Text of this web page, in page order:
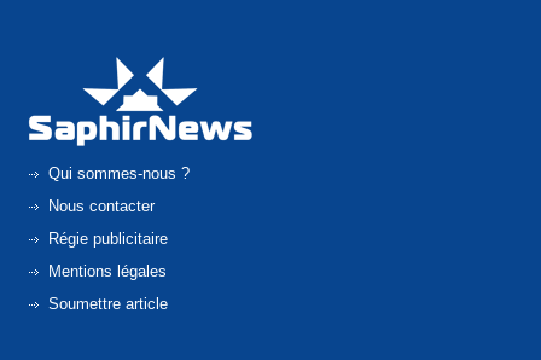
Qui sommes-nous ?
Nous contacter
Régie publicitaire
Mentions légales
Soumettre article